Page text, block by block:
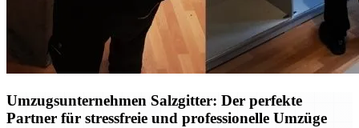
Umzugsunternehmen Salzgitter: Der perfekte
Partner für stressfreie und professionelle Umzüge